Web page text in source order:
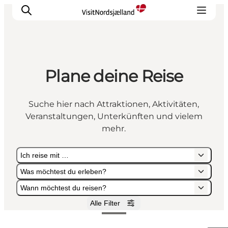
Highlights
Erlebnisse
Geschmack
Reiseplanung
Plane deine Reise
Suche hier nach Attraktionen, Aktivitäten,
Veranstaltungen, Unterkünften und vielem
mehr.
Ich reise mit …
Was möchtest du erleben?
Wann möchtest du reisen?
Alle Filter